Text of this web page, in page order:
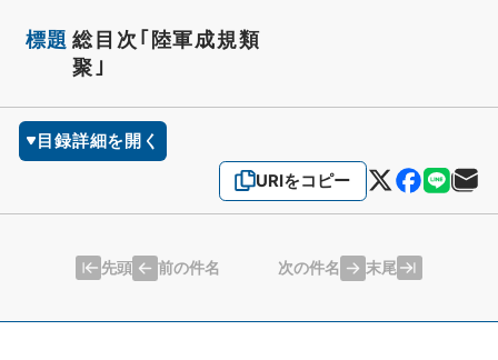
標題 総目次｢陸軍成規類
聚｣
目録詳細を開く
URIをコピー
先頭 前の件名 次の件名 末尾